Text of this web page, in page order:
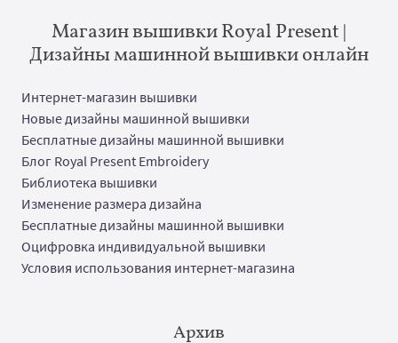
Магазин вышивки Royal Present |
Дизайны машинной вышивки онлайн
Интернет-магазин вышивки
Новые дизайны машинной вышивки
Бесплатные дизайны машинной вышивки
Блог Royal Present Embroidery
Библиотека вышивки
Изменение размера дизайна
Бесплатные дизайны машинной вышивки
Оцифровка индивидуальной вышивки
Условия использования интернет-магазина
Архив